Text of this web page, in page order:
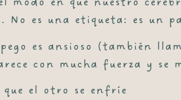
No es una etiqueta: es un
es ansioso (también
con mucha fuerza y se
que el otro se enfríe